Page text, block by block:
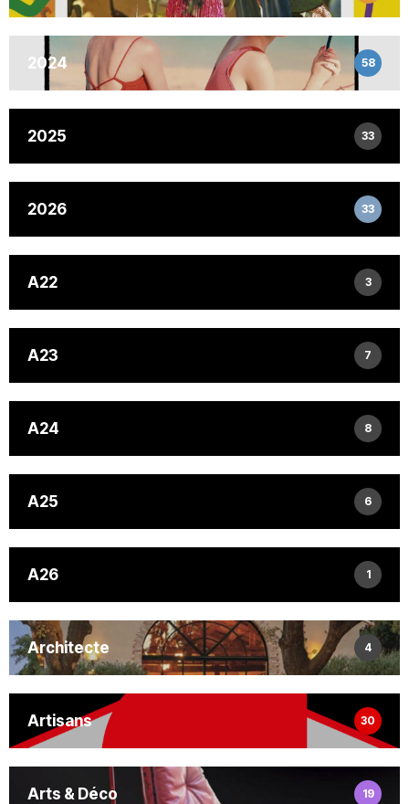
2024 58
2025 33
2026 33
A22 3
A23 7
A24 8
A25 6
A26 1
Architecte 4
Artisans 30
Arts & Déco 19